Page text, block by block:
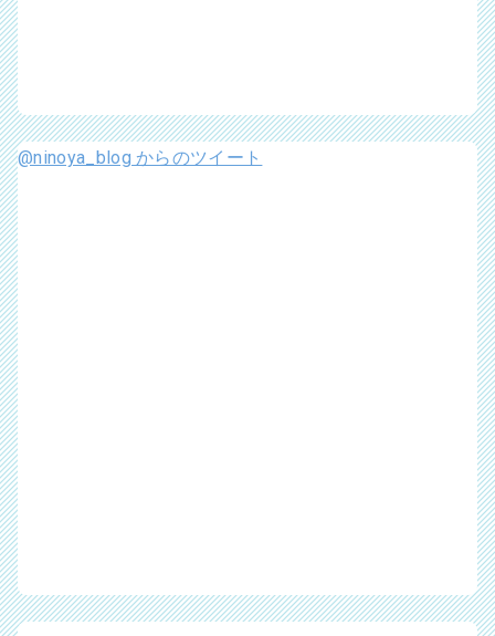
@ninoya_blog からのツイート